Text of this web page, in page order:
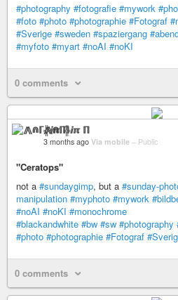
#photography #fotografie #mywork
#foto #photo #photographie #Fotograf
#Sverige #sweden #spaziergang
#myfoto #myart #noAI #noKI
0 comments
⨇⋒ℾ╬ⅈℼ ℿ
3 months ago Via mobile – Public
"Ceratops"
not a #sundaygimp, but a #sunday-
manipulation #myphoto #mywork
#noAI #noKI #monochrome
#blackandwhite #bw #sw #photography
#photo #photographie #Fotograf
0 comments